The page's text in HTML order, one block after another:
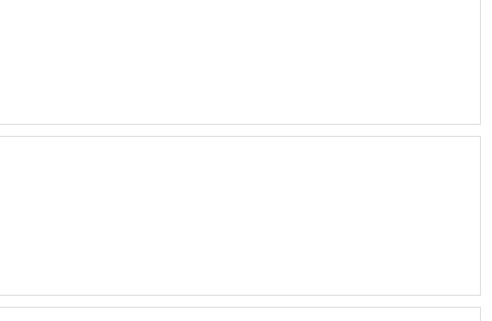
跳ね上げ式アームレスト 3Dヘッドレスト ハンガー付き 高反発クッ
跳ね上げ式アームレスト 3Dヘッドレスト ハンガー付き 高反発クッ
スイベル VESA対応 ComfortView ビジネス向け
量子ドット 残像低減 (3年保証 | 輝点保証 | 日本メーカー)
1) (ケース販売)